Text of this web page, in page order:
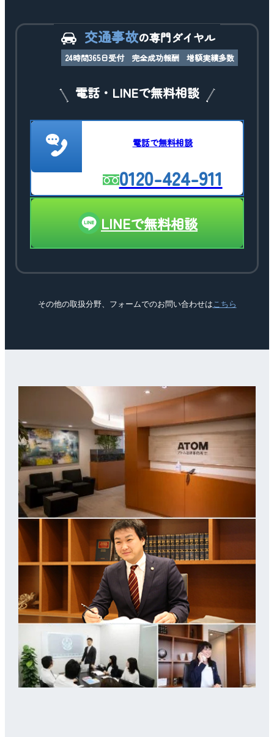
交通事故の専門ダイヤル
24時間365日受付 完全成功報酬 増額実績多数
電話・LINEで無料相談
電話で無料相談
0120-424-911
LINEで無料相談
その他の取扱分野、フォームでのお問い合わせは こちら